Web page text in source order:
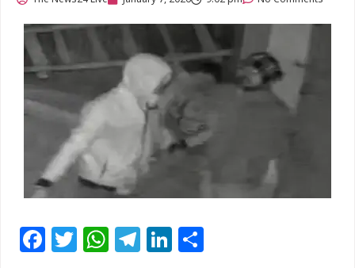
Facebook
Twitter
WhatsApp
Telegram
LinkedIn